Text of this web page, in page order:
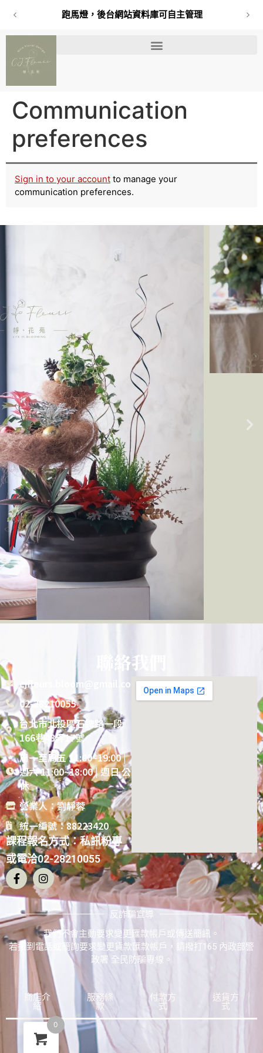
跑馬燈，後台網站資料庫可自主管理
Communication
preferences
Sign in to your account to manage your
communication preferences.
聯絡我們
cjfleurs.bloom@gmail.com
02-28210055
台北市北投區石牌路一段
166巷43弄17號
周一至周五 11:00~19:00 |
週六 11:00~18:00 | 週日 公
休
營業人：劉靜蓉
統一編號：88223420
課程報名方式：私訊粉專
或電洽02-28210055
反詐騙宣導
我們不會主動要求變更匯款帳戶或傳送簡訊。
若接到電話或簡詢要求變更貨款匯款帳戶，請撥打165 內政部警
政署 全民防騙專線。
商店介
紹
服務條
款
付款方
式
送貨方
式
0